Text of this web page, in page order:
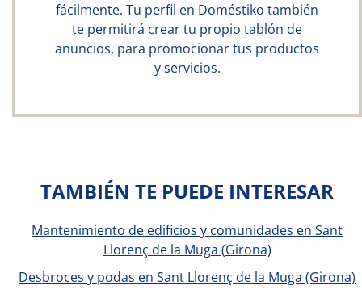
fácilmente. Tu perfil en Doméstiko también
te permitirá crear tu propio tablón de
anuncios, para promocionar tus productos
y servicios.
TAMBIÉN TE PUEDE INTERESAR
Mantenimiento de edificios y comunidades en Sant
Llorenç de la Muga (Girona)
Desbroces y podas en Sant Llorenç de la Muga (Girona)